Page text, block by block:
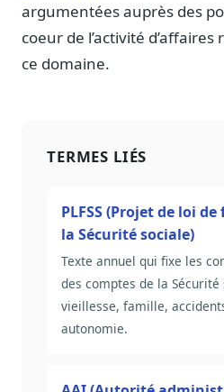
argumentées auprès des
coeur de l’activité
ce domaine.
TERMES LIÉS
PLFSS (Projet de loi
la Sécurité sociale)
Texte annuel qui fixe les
des comptes de la
vieillesse, famille,
autonomie.